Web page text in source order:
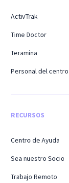
ActivTrak
Time Doctor
Teramina
Personal del centro
RECURSOS
Centro de Ayuda
Sea nuestro Socio
Trabajo Remoto